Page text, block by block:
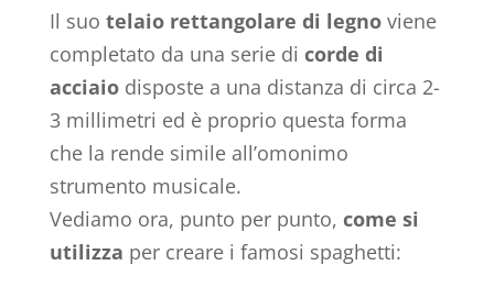
Il suo telaio rettangolare di legnoviene
completato da una serie di corde di
acciaiodisposte a una distanza di circa 2-
3 millimetri ed è proprio questa forma
che la rende simile all’omonimo
strumento musicale.
Vediamo ora, punto per punto, come si
utilizza per creare i famosi spaghetti: